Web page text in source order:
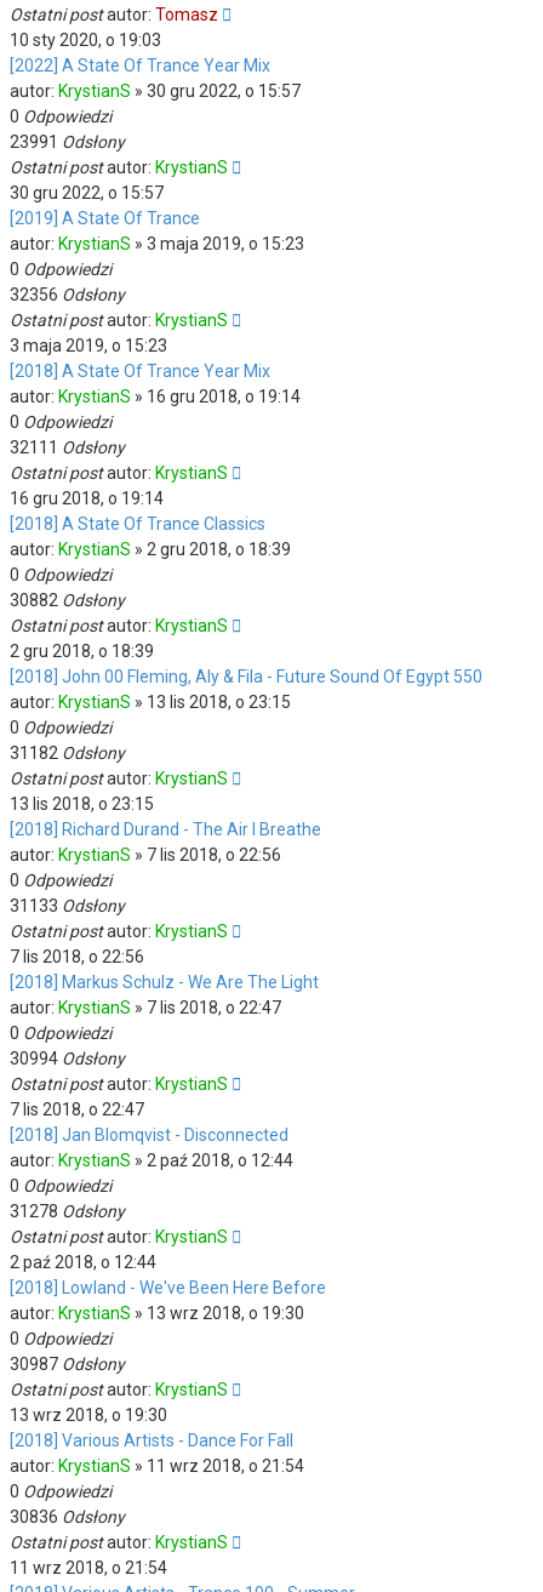
Ostatni postautor: Tomasz
10 sty 2020, o 19:03
[2022] A State Of Trance Year Mix
autor: KrystianS » 30 gru 2022, o 15:57
0 Odpowiedzi
23991 Odsłony
Ostatni postautor: KrystianS
30 gru 2022, o 15:57
[2019] A State Of Trance
autor: KrystianS » 3 maja 2019, o 15:23
0 Odpowiedzi
32356 Odsłony
Ostatni postautor: KrystianS
3 maja 2019, o 15:23
[2018] A State Of Trance Year Mix
autor: KrystianS » 16 gru 2018, o 19:14
0 Odpowiedzi
32111 Odsłony
Ostatni postautor: KrystianS
16 gru 2018, o 19:14
[2018] A State Of Trance Classics
autor: KrystianS » 2 gru 2018, o 18:39
0 Odpowiedzi
30882 Odsłony
Ostatni postautor: KrystianS
2 gru 2018, o 18:39
[2018] John 00 Fleming, Aly & Fila - Future Sound Of Egypt 550
autor: KrystianS » 13 lis 2018, o 23:15
0 Odpowiedzi
31182 Odsłony
Ostatni postautor: KrystianS
13 lis 2018, o 23:15
[2018] Richard Durand - The Air I Breathe
autor: KrystianS » 7 lis 2018, o 22:56
0 Odpowiedzi
31133 Odsłony
Ostatni postautor: KrystianS
7 lis 2018, o 22:56
[2018] Markus Schulz - We Are The Light
autor: KrystianS » 7 lis 2018, o 22:47
0 Odpowiedzi
30994 Odsłony
Ostatni postautor: KrystianS
7 lis 2018, o 22:47
[2018] Jan Blomqvist - Disconnected
autor: KrystianS » 2 paź 2018, o 12:44
0 Odpowiedzi
31278 Odsłony
Ostatni postautor: KrystianS
2 paź 2018, o 12:44
[2018] Lowland - We've Been Here Before
autor: KrystianS » 13 wrz 2018, o 19:30
0 Odpowiedzi
30987 Odsłony
Ostatni postautor: KrystianS
13 wrz 2018, o 19:30
[2018] Various Artists - Dance For Fall
autor: KrystianS » 11 wrz 2018, o 21:54
0 Odpowiedzi
30836 Odsłony
Ostatni postautor: KrystianS
11 wrz 2018, o 21:54